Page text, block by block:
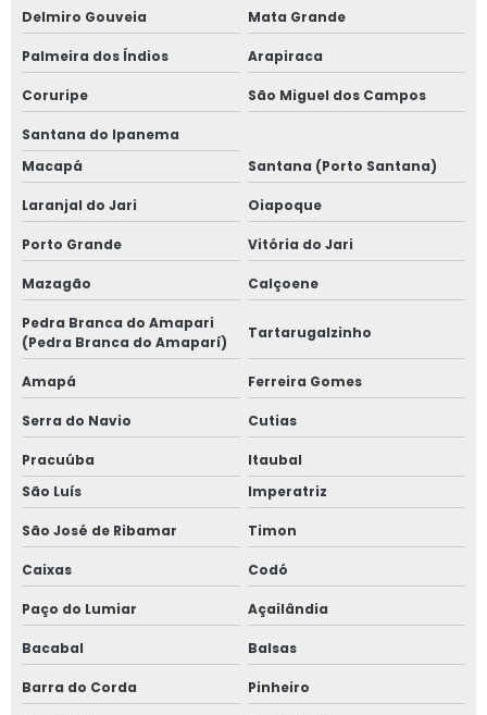
Delmiro Gouveia Mata Grande
Palmeira dos Índios Arapiraca
Coruripe São Miguel dos Campos
Santana do Ipanema
Macapá
Santana (Porto Santana)
Laranjal do Jari Oiapoque
Porto Grande Vitória do Jari
Mazagão Calçoene
Pedra Branca do Amapari
(Pedra Branca do Amaparí)
Tartarugalzinho
Amapá Ferreira Gomes
Serra do Navio Cutias
Pracuúba
Itaubal
São Luís
Imperatriz
São José de Ribamar Timon
Caixas Codó
Paço do Lumiar Açailândia
Bacabal Balsas
Barra do Corda Pinheiro